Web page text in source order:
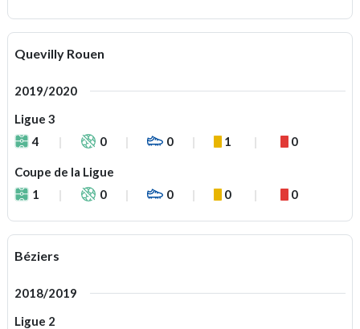
Quevilly Rouen
2019/2020
Ligue 3
4
0 0 1 0
Coupe de la Ligue
1
0 0 0 0
Béziers
2018/2019
Ligue 2